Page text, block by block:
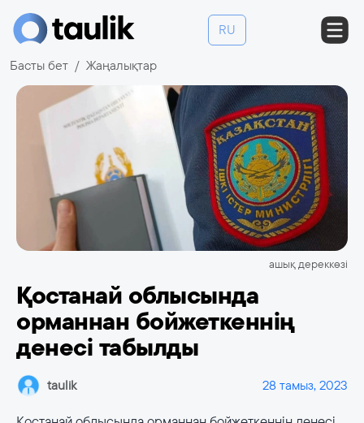
RU
Басты бет Жаңалықтар
ашық дереккөзі
Қостанай облысында
орманнан бойжеткеннің
денесі табылды
taulik 28 тамыз, 2023